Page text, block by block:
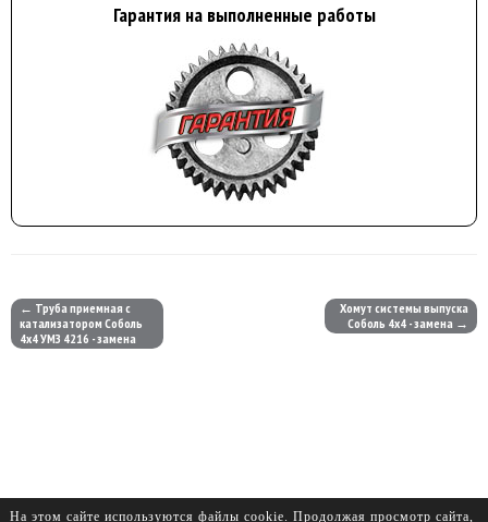
Гарантия на выполненные работы
← Труба приемная с
катализатором Соболь
4х4 УМЗ 4216 - замена
Хомут системы выпуска
Соболь 4х4 - замена →
На этом сайте используются файлы cookie. Продолжая просмотр сайта,